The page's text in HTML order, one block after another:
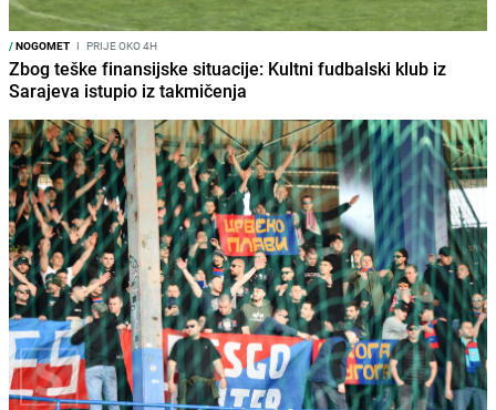
/NOGOMET I PRIJE OKO 4H
Zbog teške finansijske situacije: Kultni fudbalski klub iz
Sarajeva istupio iz takmičenja